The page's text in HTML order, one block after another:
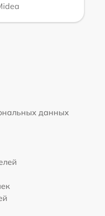
данных